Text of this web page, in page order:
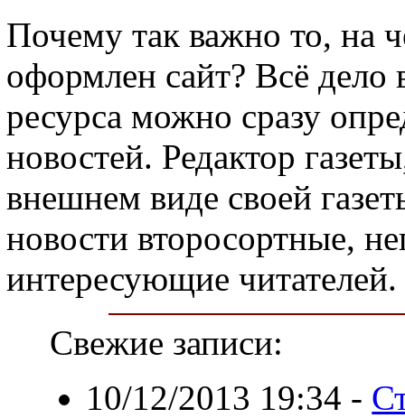
Почему так важно то, на
оформлен сайт? Всё
ресурса можно сразу
новостей. Редактор
внешнем виде своей
новости второсортные,
интересующие читателей.
Свежие записи:
10/12/2013 19:34 -